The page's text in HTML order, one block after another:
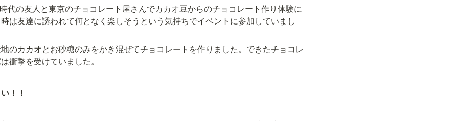
代の友人と東京のチョコレート屋さんでカカオ豆からのチョコレート作り体験に
は友達に誘われて何となく楽しそうという気持ちでイベントに参加していまし
のカカオとお砂糖のみをかき混ぜてチョコレートを作りました。できたチョコレ
衝撃を受けていました。
！！